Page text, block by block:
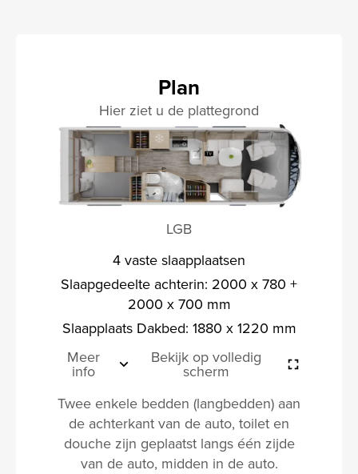
Plan
Hier ziet u de plattegrond
LGB
4 vaste slaapplaatsen
Slaapgedeelte achterin: 2000 x 780 +
2000 x 700 mm
Slaapplaats Dakbed: 1880 x 1220 mm
Meer
info
Bekijk op volledig
scherm
Twee enkele bedden (langbedden) aan
de achterkant van de auto, toilet en
douche zijn geplaatst langs één zijde
van de auto, midden in de auto.